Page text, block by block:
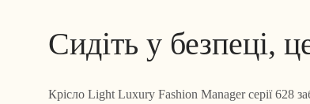
Сидіть у безпеці,
Крісло Light Luxury Fashion Manager серії 628